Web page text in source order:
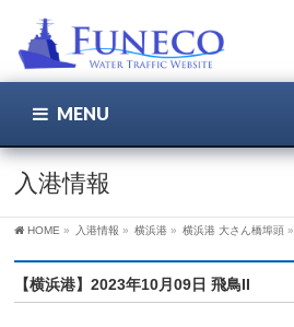
MENU
入港情報
HOME » 入港情報 » 横浜港 » 横浜港 大さん橋埠頭 »
【横浜港】2023年10月09日 飛鳥II
ユーザー名 / メール